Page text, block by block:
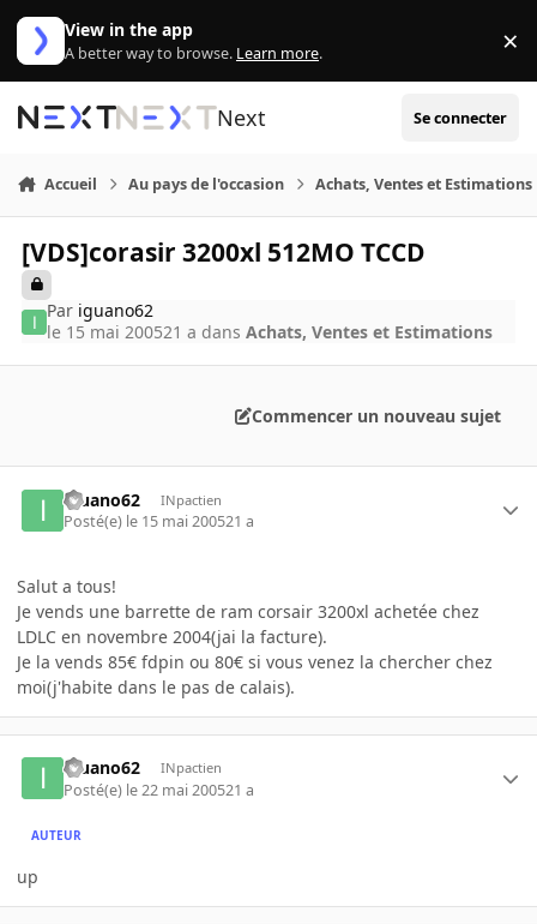
Aller au contenu
View in the app
A better way to browse. Learn more. ×
Next Se connecter
Accueil Au pays de l'occasion Achats, Ventes et Estimations
[VDS]corasir 3200xl 512MO TCCD
Par iguano62
le 15 mai 200521 a dansAchats, Ventes et Estimations
Commencer un nouveau sujet
iguano62 INpactien
Posté(e) le 15 mai 200521 a
Salut a tous!
Je vends une barrette de ram corsair 3200xl achetée chez
LDLC en novembre 2004(jai la facture).
Je la vends 85€ fdpin ou 80€ si vous venez la chercher chez
moi(j'habite dans le pas de calais).
iguano62 INpactien
Posté(e) le 22 mai 200521 a
AUTEUR
up